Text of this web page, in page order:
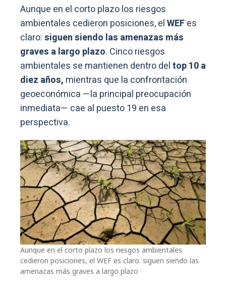
Aunque en el corto plazo los riesgos
ambientales cedieron posiciones, elWEFes
claro:siguen siendo las amenazas más
graves a largo plazo. Cinco riesgos
ambientales se mantienen dentro deltop 10 a
diez años, mientras que la confrontación
geoeconómica —la principal preocupación
inmediata— cae al puesto 19 en esa
perspectiva.
Aunque en el corto plazo los riesgos ambientales
cedieron posiciones, el WEF es claro: siguen siendo las
amenazas más graves a largo plazo